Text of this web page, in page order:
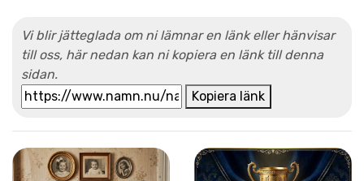
Vi blir jätteglada om ni lämnar en länk eller hänvisar
till oss, här nedan kan ni kopiera en länk till denna
sidan.
Kopiera länk